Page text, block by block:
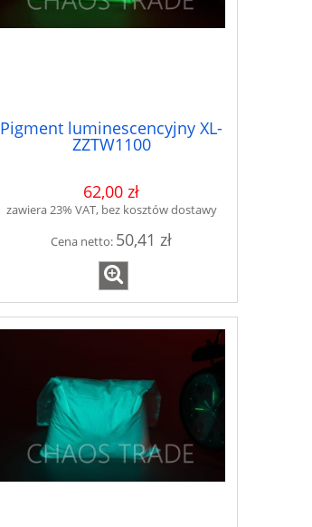
Pigment luminescencyjny XL-
ZZTW1100
62,00 zł
zawiera 23% VAT, bez kosztów dostawy
Cena netto: 50,41 zł